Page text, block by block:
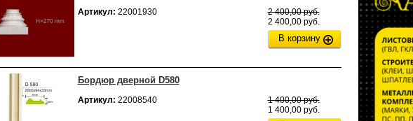
Артикул: 22001930
2 400,00 руб.
2 400,00 руб.
В корзину
Бордюр дверной D580
Артикул: 22008540
1 400,00 руб.
1 400,00 руб.